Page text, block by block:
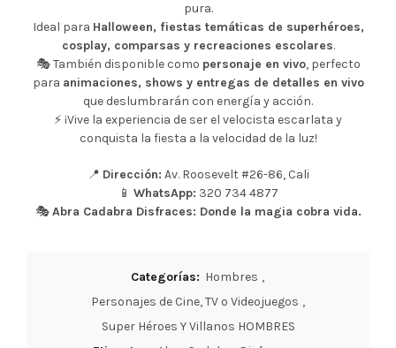
pura.
Ideal para Halloween, fiestas temáticas de superhéroes,
cosplay, comparsas y recreaciones escolares.
🎭 También disponible como personaje en vivo, perfecto
para animaciones, shows y entregas de detalles en vivo
que deslumbrarán con energía y acción.
⚡ ¡Vive la experiencia de ser el velocista escarlata y
conquista la fiesta a la velocidad de la luz!
📍 Dirección: Av. Roosevelt #26-86, Cali
📱 WhatsApp: 320 734 4877
🎭Abra Cadabra Disfraces: Donde la magia cobra vida.
Categorías: Hombres ,
Personajes de Cine, TV o Videojuegos ,
Super Héroes Y Villanos HOMBRES